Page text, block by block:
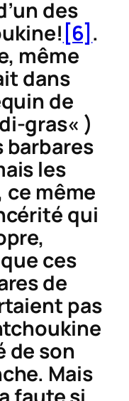
des
[6] .
même
dans
de
gras« )
barbares
les
ce même
qui
ces
de
pas
de son
Mais